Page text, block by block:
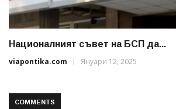
Националният съвет на БСП да...
viapontika.com
Януари 12, 2025
COMMENTS